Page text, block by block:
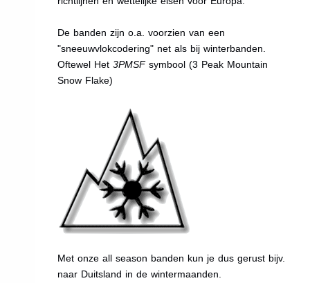
De banden zijn o.a. voorzien van een
"sneeuwvlokcodering" net als bij winterbanden.
Oftewel Het3PMSFsymbool (3 Peak Mountain
Snow Flake)
Met onze all season banden kun je dus gerust bijv.
naar Duitsland in de wintermaanden.